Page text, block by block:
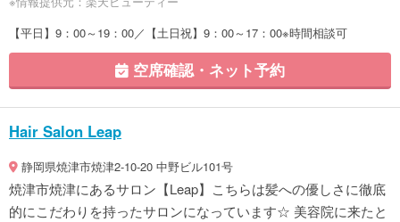
【平日】9：00～19：00／【土日祝】9：00～17：00※時間相談可
空席確認・ネット予約
Hair Salon Leap
静岡県焼津市焼津2-10-20 中野ビル101号
焼津市焼津にあるサロン【Leap】こちらは髪への優しさに徹底
的にこだわりを持ったサロンになっています☆ 美容院に来たと